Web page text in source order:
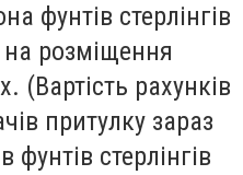
фунтів стерлінгів
розміщення
(Вартість рахунків
притулку зараз
фунтів стерлінгів